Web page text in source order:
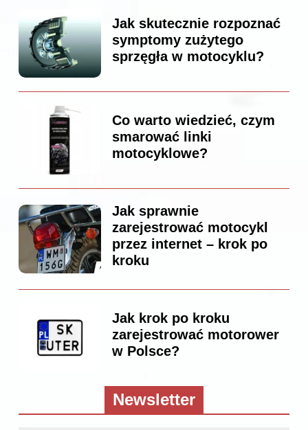
Jak skutecznie rozpoznać
symptomy zużytego
sprzęgła w motocyklu?
Co warto wiedzieć, czym
smarować linki
motocyklowe?
Jak sprawnie
zarejestrować motocykl
przez internet – krok po
kroku
Jak krok po kroku
zarejestrować motorower
w Polsce?
Newsletter